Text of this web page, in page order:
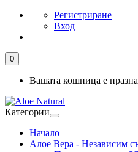
Регистриране
Вход
0
Вашата кошница е
Категории
Начало
Алое Вера - Независим